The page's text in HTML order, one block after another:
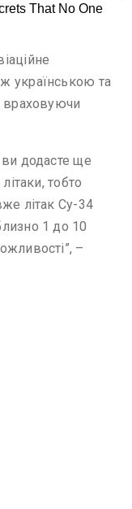
українською та
враховуючи
ви додасте ще
тобто
літак Су-34
1 до 10
–